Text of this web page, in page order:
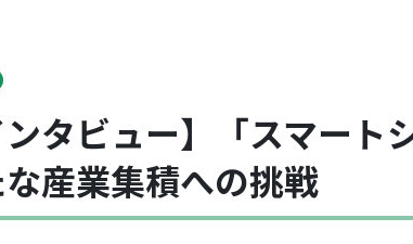
ンタビュー】「スマート
産業集積への挑戦